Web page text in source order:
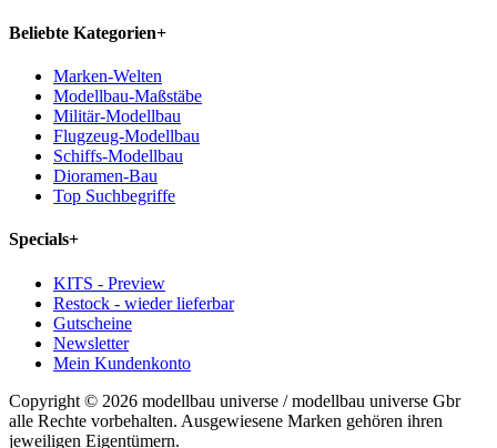
Beliebte Kategorien+
Marken-Welten
Modellbau-Maßstäbe
Militär-Modellbau
Flugzeug-Modellbau
Schiffs-Modellbau
Dioramen-Bau
Top Suchbegriffe
Specials+
KITS - Preview
Restock - wieder lieferbar
Gutscheine
Newsletter
Mein Kundenkonto
Copyright © 2026 modellbau universe / modellbau universe Gbr
alle Rechte vorbehalten. Ausgewiesene Marken gehören ihren
jeweiligen Eigentümern.